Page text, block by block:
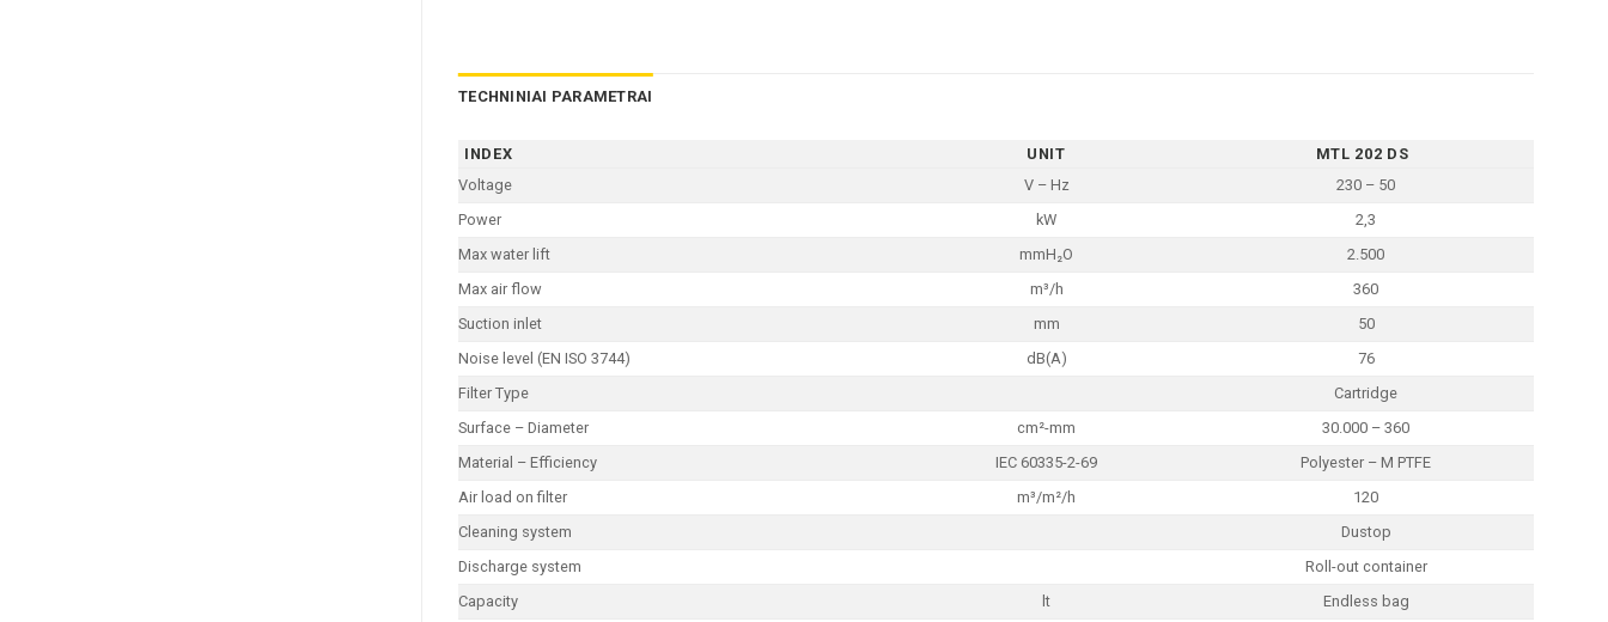
TECHNINIAI PARAMETRAI
INDEX UNIT
MTL 202 DS
Voltage
V – Hz
230 – 50
Power
kW
2,3
Max water lift
mmH₂O
2.500
Max air flow
m³/h
360
Suction inlet
mm
50
Noise level (EN ISO 3744)
dB(A)
76
Filter Type
Cartridge
Surface – Diameter
cm²-mm
30.000 – 360
Material – Efficiency
IEC 60335-2-69
Polyester – M PTFE
Air load on filter
m³/m²/h
120
Cleaning system
Dustop
Discharge system
Roll-out container
Capacity
lt
Endless bag